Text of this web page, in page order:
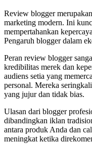
Review blogger
marketing modern. Ini
mempertahankan
Pengaruh blogger dalam
Peran review blogger
kredibilitas merek dan
audiens setia yang
personal. Mereka
yang jujur dan tidak bias.
Ulasan dari blogger
dibandingkan iklan
antara produk Anda dan
meningkat ketika